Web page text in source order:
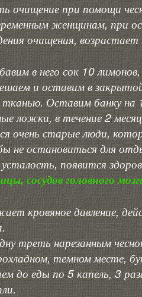
очищение при помощи
женщинам, при
очищения,
в него сок 10
и оставим в
Оставим банку на
ложки, в течение 2
очень старые люди,
не остановиться для
появится
сосудов головного
кровяное давление,
треть нарезанным
темном месте,
до еды по 5 капель, 3